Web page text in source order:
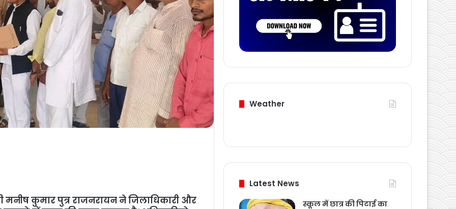
मनीष कुमार पुत्र राजनरायन ने जिलाधिकारी और
Weather
Latest News
स्कूल में छात्र की पिटाई का